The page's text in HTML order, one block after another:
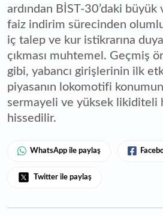
ardından BİST-30’daki
faiz indirim sürecinden
iç talep ve kur istikrarına
çıkması muhtemel. Geçmiş
gibi, yabancı girişlerinin ilk
piyasanın lokomotifi
sermayeli ve yüksek likiditeli
hissedilir.
WhatsApp ile paylaş
Twitter ile paylaş